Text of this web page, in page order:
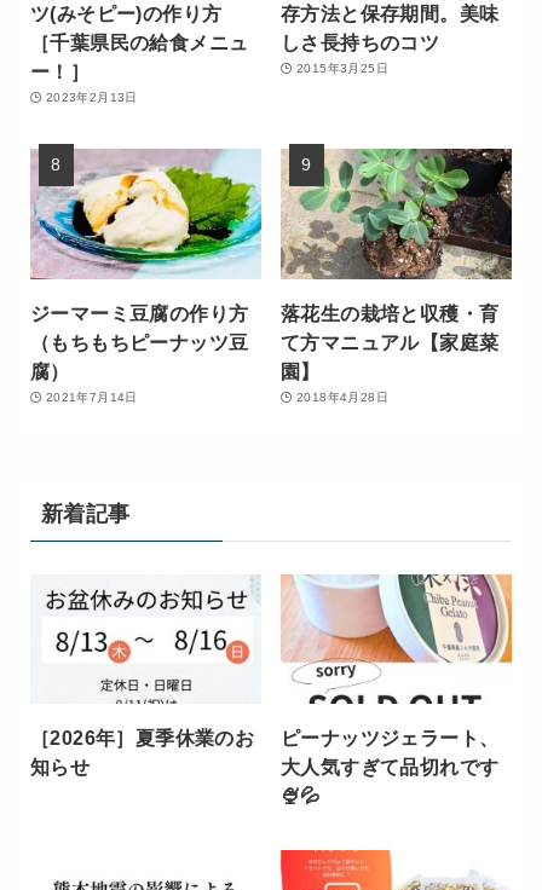
ツ(みそピー)の作り方
［千葉県民の給食メニュ
ー！］
2023年2月13日
存方法と保存期間。美味
しさ長持ちのコツ
2015年3月25日
ジーマーミ豆腐の作り方
（もちもちピーナッツ豆
腐）
2021年7月14日
落花生の栽培と収穫・育
て方マニュアル【家庭菜
園】
2018年4月28日
新着記事
［2026年］夏季休業のお
知らせ
ピーナッツジェラート、
大人気すぎて品切れです
🍨💦